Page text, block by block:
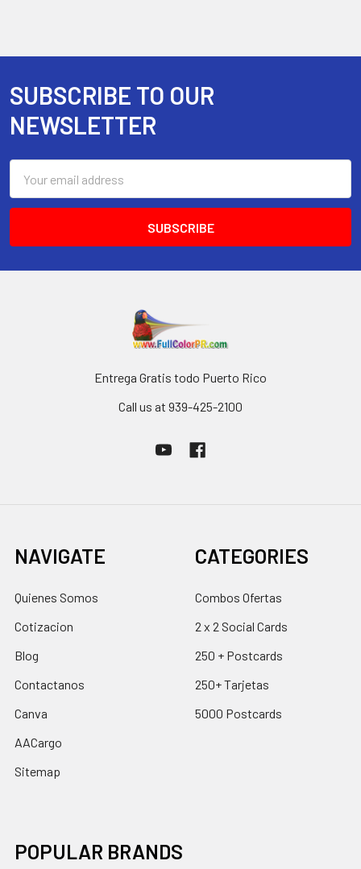
Footer
SUBSCRIBE TO OUR
NEWSLETTER
Address
Entrega Gratis todo Puerto Rico
Call us at 939-425-2100
NAVIGATE
Quienes Somos
Cotizacion
Blog
Contactanos
Canva
AACargo
Sitemap
CATEGORIES
Combos Ofertas
2 x 2 Social Cards
250 + Postcards
250+ Tarjetas
5000 Postcards
POPULAR BRANDS